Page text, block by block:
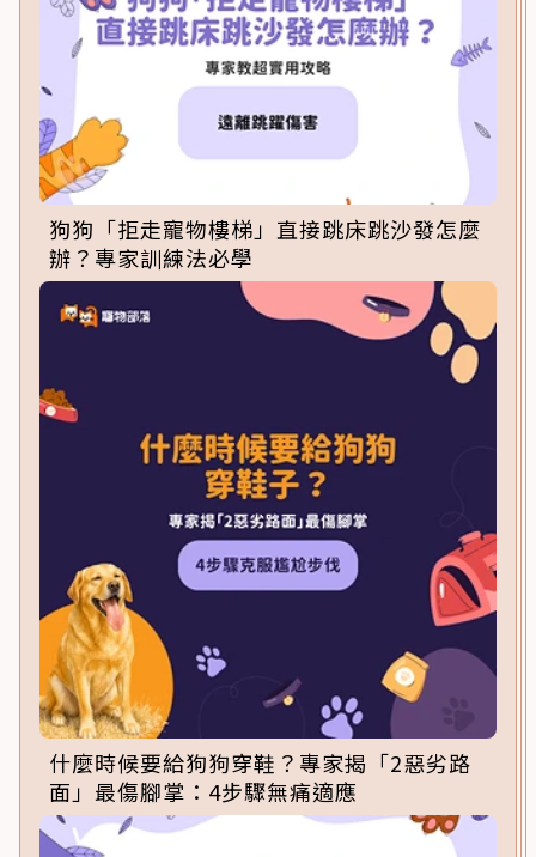
狗狗「拒走寵物樓梯」直接跳床跳沙發怎麼
辦？專家訓練法必學
什麼時候要給狗狗穿鞋？專家揭「2惡劣路
面」最傷腳掌：4步驟無痛適應